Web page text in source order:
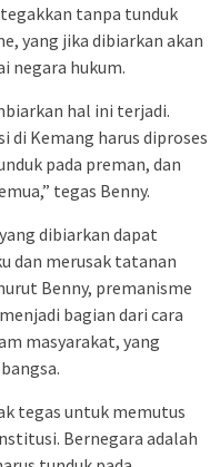
tanpa tunduk
yang jika dibiarkan akan
negara hukum.
hal ini terjadi.
di Kemang harus diproses
pada preman, dan
tegas Benny.
dibiarkan dapat
dan merusak tatanan
Benny, premanisme
bagian dari cara
masyarakat, yang
tegas untuk memutus
Bernegara adalah